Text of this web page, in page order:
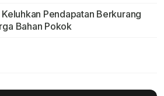
Pendapatan Berkurang
Bahan Pokok